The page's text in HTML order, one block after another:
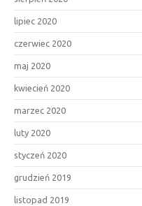
lipiec 2020
czerwiec 2020
maj 2020
kwiecień 2020
marzec 2020
luty 2020
styczeń 2020
grudzień 2019
listopad 2019